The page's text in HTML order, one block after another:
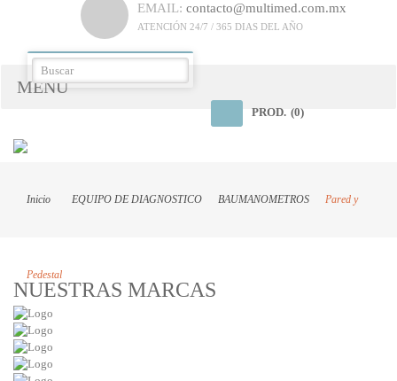
EMAIL: contacto@multimed.com.mx
ATENCIÓN 24/7 / 365 DIAS DEL AÑO
PROD. (0)
MENÚ
Inicio EQUIPO DE DIAGNOSTICO BAUMANOMETROS Pared y
Pedestal
NUESTRAS MARCAS